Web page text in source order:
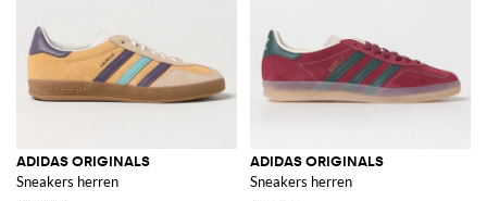
ADIDAS ORIGINALS
Sneakers herren
ADIDAS ORIGINALS
Sneakers herren